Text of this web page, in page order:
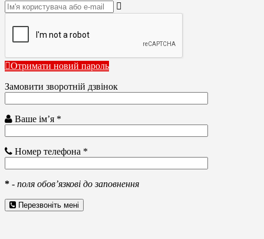
Отримати новий пароль
Замовити зворотній дзвінок
Ваше ім’я *
Номер телефона *
* - поля обов’язкові до заповнення
Перезвоніть мені